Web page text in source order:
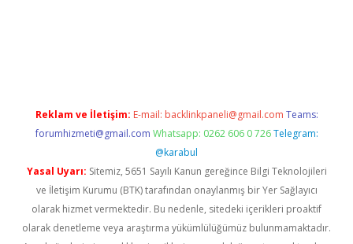
Reklam ve İletişim: E-mail: backlinkpaneli@gmail.com Teams:
forumhizmeti@gmail.com Whatsapp: 0262 606 0 726 Telegram:
@karabul
Yasal Uyarı: Sitemiz, 5651 Sayılı Kanun gereğince Bilgi Teknolojileri
ve İletişim Kurumu (BTK) tarafından onaylanmış bir Yer Sağlayıcı
olarak hizmet vermektedir. Bu nedenle, sitedeki içerikleri proaktif
olarak denetleme veya araştırma yükümlülüğümüz bulunmamaktadır.